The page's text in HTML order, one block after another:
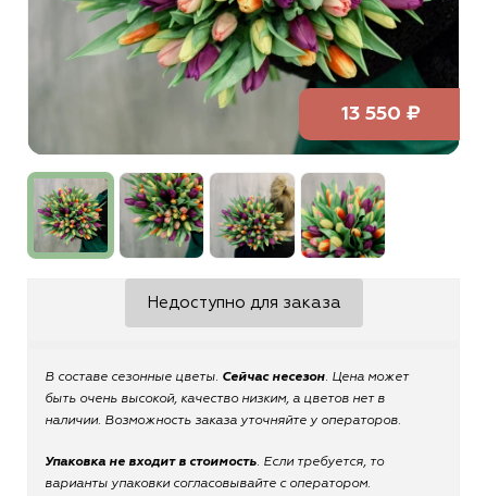
13 550 ₽
В составе сезонные цветы. Сейчас несезон. Цена может
быть очень высокой, качество низким, а цветов нет в
наличии. Возможность заказа уточняйте у операторов.
Упаковка не входит в стоимость. Если требуется, то
варианты упаковки согласовывайте с оператором.
Недоступно для заказа